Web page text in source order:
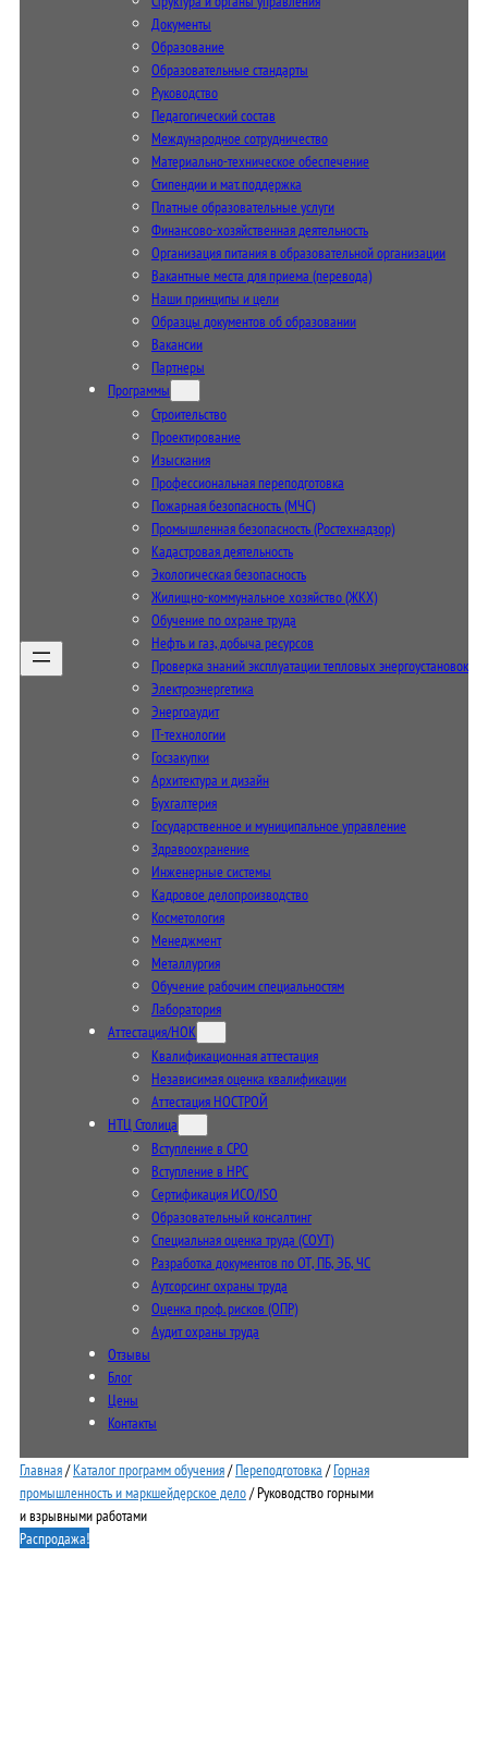
Документы
Образование
Образовательные стандарты
Руководство
Педагогический состав
Международное сотрудничество
Материально-техническое обеспечение
Стипендии и мат. поддержка
Платные образовательные услуги
Финансово-хозяйственная деятельность
Организация питания в образовательной организации
Вакантные места для приема (перевода)
Наши принципы и цели
Образцы документов об образовании
Вакансии
Партнеры
Программы
Строительство
Проектирование
Изыскания
Профессиональная переподготовка
Пожарная безопасность (МЧС)
Промышленная безопасность (Ростехнадзор)
Кадастровая деятельность
Экологическая безопасность
Жилищно-коммунальное хозяйство (ЖКХ)
Обучение по охране труда
Нефть и газ, добыча ресурсов
Проверка знаний эксплуатации тепловых энергоустановок
Электроэнергетика
Энергоаудит
IT-технологии
Госзакупки
Архитектура и дизайн
Бухгалтерия
Государственное и муниципальное управление
Здравоохранение
Инженерные системы
Кадровое делопроизводство
Косметология
Менеджмент
Металлургия
Обучение рабочим специальностям
Лаборатория
Аттестация/НОК
Квалификационная аттестация
Независимая оценка квалификации
Аттестация НОСТРОЙ
НТЦ Столица
Вступление в СРО
Вступление в НРС
Сертификация ИСО/ISO
Образовательный консалтинг
Специальная оценка труда (СОУТ)
Разработка документов по ОТ, ПБ, ЭБ, ЧС
Аутсорсинг охраны труда
Оценка проф. рисков (ОПР)
Аудит охраны труда
Отзывы
Блог
Цены
Контакты
Главная/Каталог программ обучения/Переподготовка /Горная
промышленность и маркшейдерское дело/ Руководство горными
и взрывными работами
Распродажа!